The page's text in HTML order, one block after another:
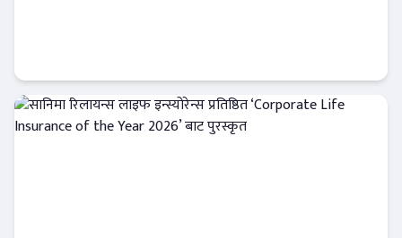
इन्स्योरेन्स